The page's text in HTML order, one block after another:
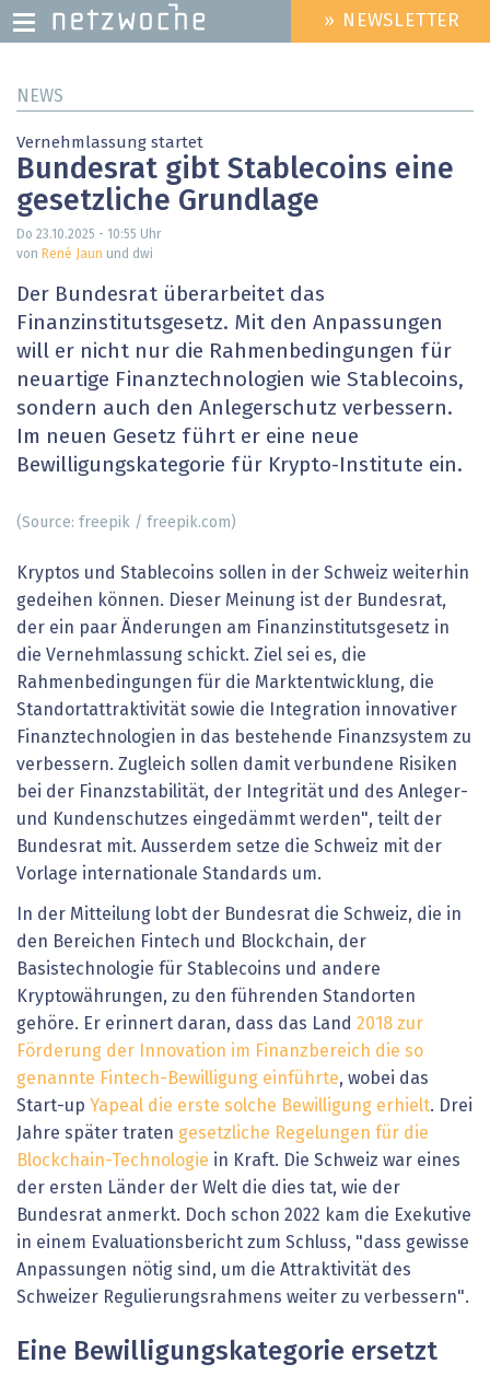
zum
HEADER
MENU
» NEWSLETTER
NEWS
Vernehmlassung startet
Bundesrat gibt Stablecoins eine
gesetzliche Grundlage
Do 23.10.2025 - 10:55 Uhr
von René Jaun und dwi
Der Bundesrat überarbeitet das
Finanzinstitutsgesetz. Mit den Anpassungen
will er nicht nur die Rahmenbedingungen für
neuartige Finanztechnologien wie Stablecoins,
sondern auch den Anlegerschutz verbessern.
Im neuen Gesetz führt er eine neue
Bewilligungskategorie für Krypto-Institute ein.
(Source: freepik / freepik.com)
Kryptos und Stablecoins sollen in der Schweiz weiterhin
gedeihen können. Dieser Meinung ist der Bundesrat,
der ein paar Änderungen am Finanzinstitutsgesetz in
die Vernehmlassung schickt. Ziel sei es, die
Rahmenbedingungen für die Marktentwicklung, die
Standortattraktivität sowie die Integration innovativer
Finanztechnologien in das bestehende Finanzsystem zu
verbessern. Zugleich sollen damit verbundene Risiken
bei der Finanzstabilität, der Integrität und des Anleger-
und Kundenschutzes eingedämmt werden", teilt der
Bundesrat mit. Ausserdem setze die Schweiz mit der
Vorlage internationale Standards um.
In der Mitteilung lobt der Bundesrat die Schweiz, die in
den Bereichen Fintech und Blockchain, der
Basistechnologie für Stablecoins und andere
Kryptowährungen, zu den führenden Standorten
gehöre. Er erinnert daran, dass das Land 2018 zur
Förderung der Innovation im Finanzbereich die so
genannte Fintech-Bewilligung einführte, wobei das
Start-up Yapeal die erste solche Bewilligung erhielt. Drei
Jahre später traten gesetzliche Regelungen für die
Blockchain-Technologie in Kraft. Die Schweiz war eines
der ersten Länder der Welt die dies tat, wie der
Bundesrat anmerkt. Doch schon 2022 kam die Exekutive
in einem Evaluationsbericht zum Schluss, "dass gewisse
Anpassungen nötig sind, um die Attraktivität des
Schweizer Regulierungsrahmens weiter zu verbessern".
Eine Bewilligungskategorie ersetzt